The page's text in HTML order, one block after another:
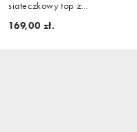
siateczkowy top z
asymetrycznym dołem, dekoltem
169,00 zł.